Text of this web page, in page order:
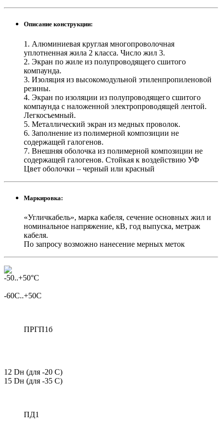
Описание конструкции:
1. Алюминиевая круглая многопроволочная
уплотненная жила 2 класса. Число жил 3.
2. Экран по жиле из полупроводящего сшитого
компаунда.
3. Изоляция из высокомодульной этиленпропиленовой
резины.
4. Экран по изоляции из полупроводящего сшитого
компаунда с наложенной электропроводящей лентой.
Легкосъемный.
5. Металлический экран из медных проволок.
6. Заполнение из полимерной композиции не
содержащей галогенов.
7. Внешняя оболочка из полимерной композиции не
содержащей галогенов. Стойкая к воздействию УФ
Цвет оболочки – черный или красный
Маркировка:
«Угличкабель», марка кабеля, сечение основных жил и
номинальное напряжение, кВ, год выпуска, метраж
кабеля.
По запросу возможно нанесение мерных меток
-60C..+50C
ПРГП1б
12 Dн (для -20 С)
15 Dн (для -35 С)
ПД1